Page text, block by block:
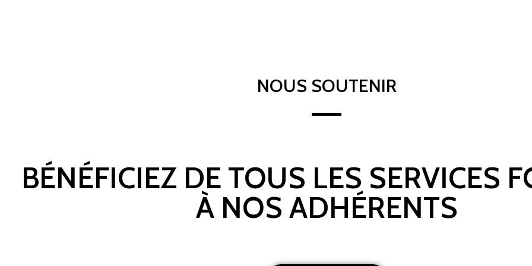
NOUS SOUTENIR
BÉNÉFICIEZ DE TOUS LES SERVICES
À NOS ADHÉRENTS